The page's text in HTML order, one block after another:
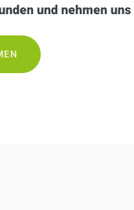
und nehmen